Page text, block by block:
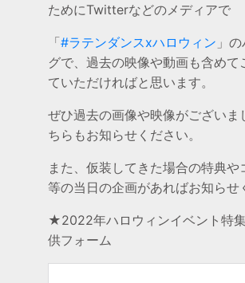
ためにTwitterなどのメディアで
「#ラテンダンスxハロウィン 」
グで、過去の映像や動画も含めて
ていただければと思います。
ぜひ過去の画像や映像がございま
ちらもお知らせください。
また、仮装してきた場合の特典や
等の当日の企画があればお知らせ
★2022年ハロウィンイベント特
供フォーム